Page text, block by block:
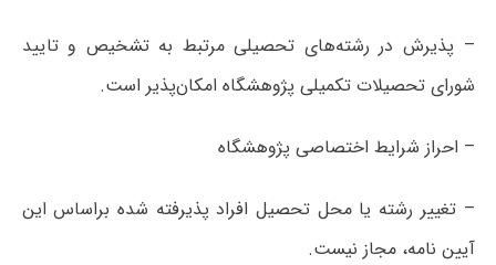
– پذیرش در رشته‌های تحصیلی مرتبط به تشخیص و تایید
شورای تحصیلات تکمیلی پژوهشگاه امکان‌پذیر است.
– احراز شرایط اختصاصی پژوهشگاه
– تغییر رشته یا محل تحصیل افراد پذیرفته شده براساس این
آیین نامه، مجاز نیست.